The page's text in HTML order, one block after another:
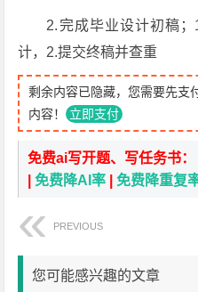
2.完成毕业设计初稿
计，2.提交终稿并查重
剩余内容已隐藏，您需要先支
内容！ 立即支付
免费ai写开题、写任务书
|免费降AI率 |免费降重复
PREVIOUS
您可能感兴趣的文章